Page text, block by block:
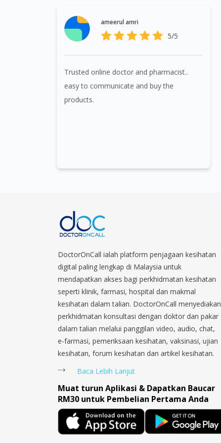
ameerul amri
5/5
Trusted online doctor and pharmacist..
easy to communicate and buy the
products.
DoctorOnCall ialah platform penjagaan kesihatan
digital paling lengkap di Malaysia untuk
mendapatkan akses bagi perkhidmatan kesihatan
seperti klinik, farmasi, hospital dan makmal
kesihatan dalam talian. DoctorOnCall menyediakan
perkhidmatan konsultasi dengan doktor dan pakar
dalam talian melalui panggilan video, audio, chat,
e-farmasi, pemeriksaan kesihatan, vaksinasi, ujian
kesihatan, forum kesihatan dan artikel kesihatan.
Baca Lebih Lanjut
Muat turun Aplikasi & Dapatkan Baucar
RM30 untuk Pembelian Pertama Anda